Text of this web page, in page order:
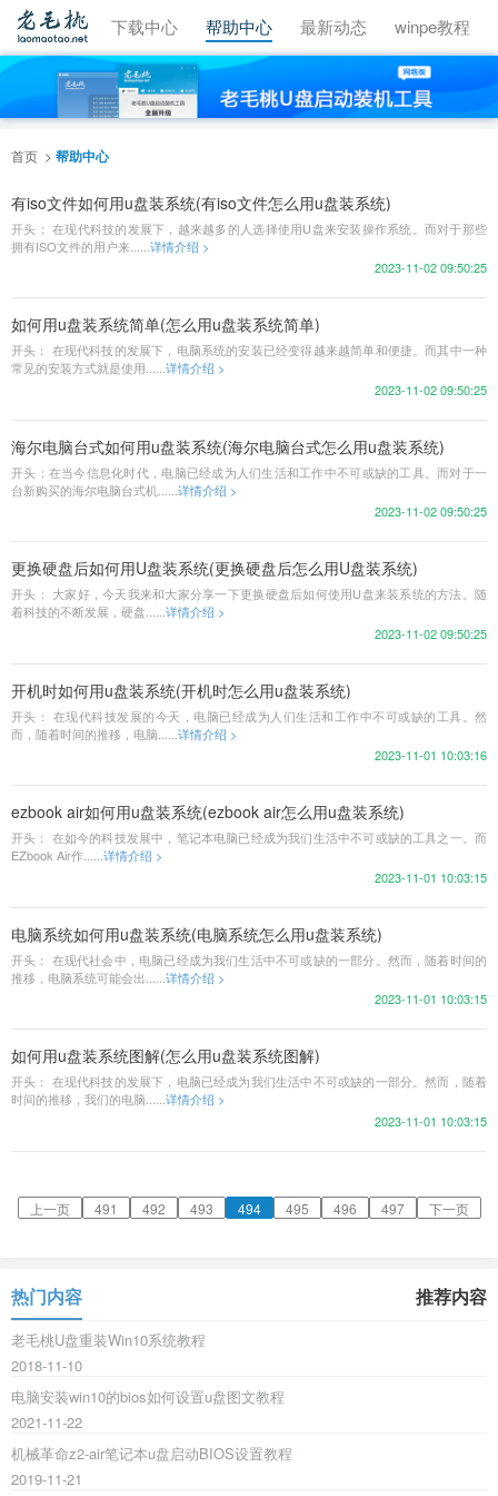
视频教程 下载中心 帮助中心 最新动态 winpe教程
首页 帮助中心
有iso文件如何用u盘装系统(有iso文件怎么用u盘装系统)
开头： 在现代科技的发展下，越来越多的人选择使用U盘来安装操作系统。而对于那些
拥有ISO文件的用户来...... 详情介绍 >
2023-11-02 09:50:25
如何用u盘装系统简单(怎么用u盘装系统简单)
开头： 在现代科技的发展下，电脑系统的安装已经变得越来越简单和便捷。而其中一种
常见的安装方式就是使用......详情介绍 >
2023-11-02 09:50:25
海尔电脑台式如何用u盘装系统(海尔电脑台式怎么用u盘装系统)
开头：在当今信息化时代，电脑已经成为人们生活和工作中不可或缺的工具。而对于一
台新购买的海尔电脑台式机...... 详情介绍 >
2023-11-02 09:50:25
更换硬盘后如何用U盘装系统(更换硬盘后怎么用U盘装系统)
开头： 大家好，今天我来和大家分享一下更换硬盘后如何使用U盘来装系统的方法。随
着科技的不断发展，硬盘......详情介绍 >
2023-11-02 09:50:25
开机时如何用u盘装系统(开机时怎么用u盘装系统)
开头： 在现代科技发展的今天，电脑已经成为人们生活和工作中不可或缺的工具。然
而，随着时间的推移，电脑...... 详情介绍 >
2023-11-01 10:03:16
ezbook air如何用u盘装系统(ezbook air怎么用u盘装系统)
开头： 在如今的科技发展中，笔记本电脑已经成为我们生活中不可或缺的工具之一。而
EZbook Air作......详情介绍 >
2023-11-01 10:03:15
电脑系统如何用u盘装系统(电脑系统怎么用u盘装系统)
开头： 在现代社会中，电脑已经成为我们生活中不可或缺的一部分。然而，随着时间的
推移，电脑系统可能会出...... 详情介绍 >
2023-11-01 10:03:15
如何用u盘装系统图解(怎么用u盘装系统图解)
开头： 在现代科技的发展下，电脑已经成为我们生活中不可或缺的一部分。然而，随着
时间的推移，我们的电脑......详情介绍 >
2023-11-01 10:03:15
上一页 491 492 493 494 495 496 497 下一页
热门内容 推荐内容
老毛桃U盘重装Win10系统教程
2018-11-10
电脑安装win10的bios如何设置u盘图文教程
2021-11-22
机械革命z2-air笔记本u盘启动BIOS设置教程
2019-11-21